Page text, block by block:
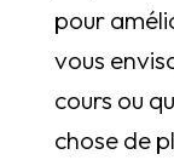
pour
vous
cours ou
chose de